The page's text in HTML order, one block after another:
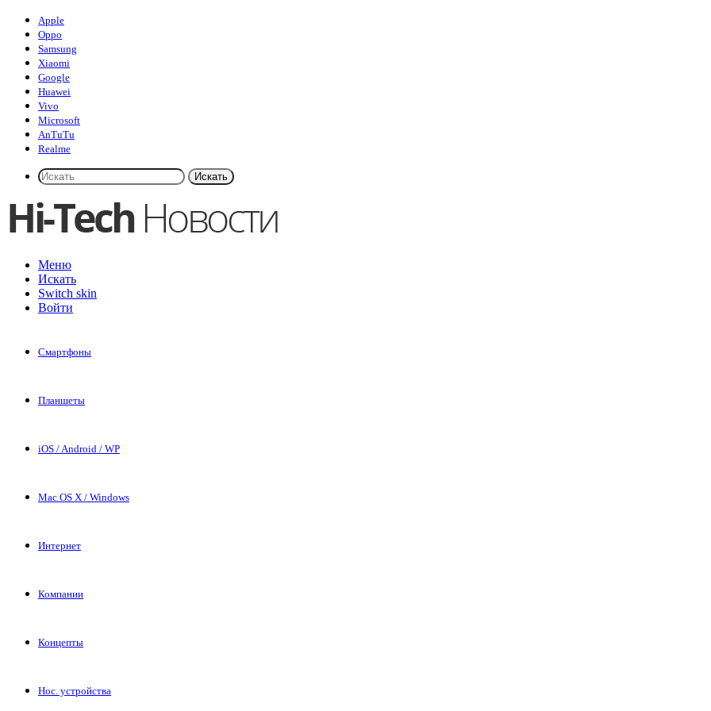
Apple
Oppo
Samsung
Xiaomi
Google
Huawei
Vivo
Microsoft
AnTuTu
Realme
Искать
Меню
Искать
Switch skin
Войти
Смартфоны
Планшеты
iOS / Android / WP
Mac OS X / Windows
Интернет
Компании
Концепты
Нос. устройства